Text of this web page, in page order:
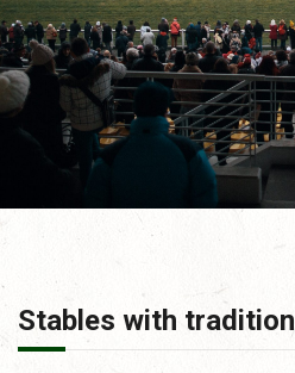
Stables with tradition